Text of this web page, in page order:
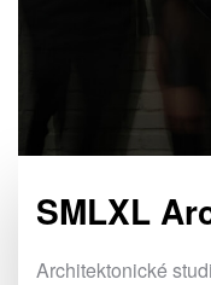
SMLXL
Architektonické